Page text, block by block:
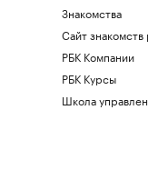
Знакомства
Сайт
РБК Компании
РБК Курсы
Школа